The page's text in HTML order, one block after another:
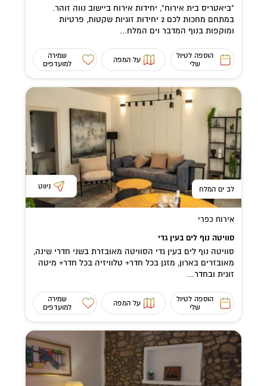
"ביאטריס בית אירוח", יחידות אירוח ביישוב נווה זוהר.
במתחם מחכות לכם 2 יחידות זוגיות שקטות, פרטיות
ומוקפות בנוף המדבר וים המלח...
הוספה לטיול
שלי
על המפה
שמירה
למועדפים
לב ים המלח ניווט
אירוח כפרי
סוויטה נוף לים בעין גדי
סוויטה נוף לים בעין גדי הסוויטה מאובזרת בשני חדרי שינה,
מאובזרים בארון, מזגן בכל חדר+ טלוויזיה בכל חדר+ מיטה
זוגית ובחדר...
הוספה לטיול
שלי
על המפה
שמירה
למועדפים